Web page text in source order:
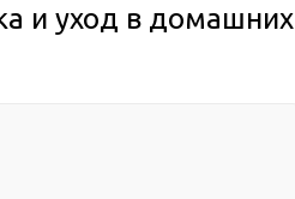
и уход в домашних